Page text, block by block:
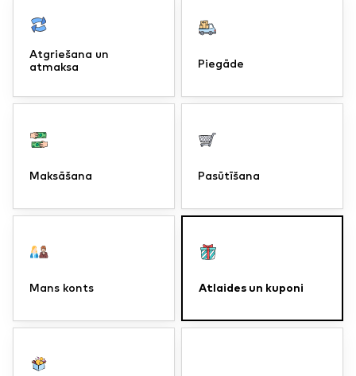
Atgriešana un
atmaksa
Piegāde
Maksāšana Pasūtīšana
Mans konts Atlaides un kuponi